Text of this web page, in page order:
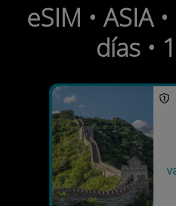
eSIM • ASIA
días •